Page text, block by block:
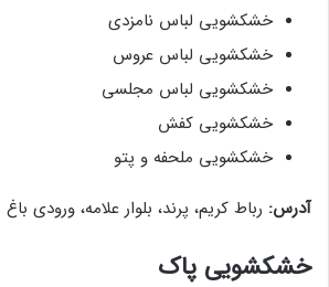
خشکشویی لباس نامزدی
خشکشویی لباس عروس
خشکشویی لباس مجلسی
خشکشویی کفش
خشکشویی ملحفه و پتو
آدرس: رباط کریم، پرند، بلوار علامه، ورودی باغ
خشکشویی پاک